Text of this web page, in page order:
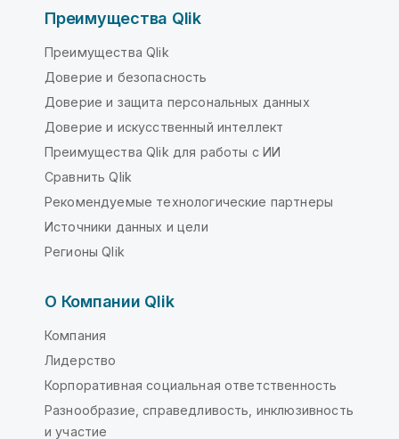
Преимущества Qlik
Преимущества Qlik
Доверие и безопасность
Доверие и защита персональных данных
Доверие и искусственный интеллект
Преимущества Qlik для работы с ИИ
Сравнить Qlik
Рекомендуемые технологические партнеры
Источники данных и цели
Регионы Qlik
О Компании Qlik
Компания
Лидерство
Корпоративная социальная ответственность
Разнообразие, справедливость, инклюзивность
и участие